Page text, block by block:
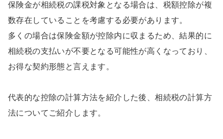
保険金が相続税の課税対象となる場合は、税額控除が複
数存在していることを考慮する必要があります。
多くの場合は保険金額が控除内に収まるため、結果的に
相続税の支払いが不要となる可能性が高くなっており、
お得な契約形態と言えます。
代表的な控除の計算方法を紹介した後、相続税の計算方
法についてご紹介します。